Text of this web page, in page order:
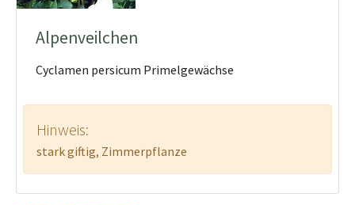
Alpenveilchen
Cyclamen persicum Primelgewächse
Hinweis:
stark giftig, Zimmerpflanze